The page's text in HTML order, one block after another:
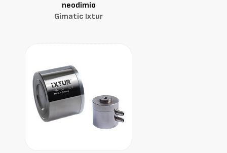
neodimio
Gimatic Ixtur